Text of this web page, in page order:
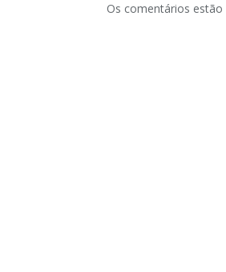
Os comentários estão